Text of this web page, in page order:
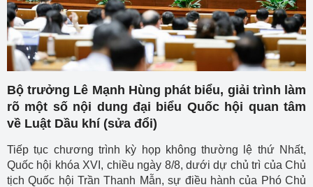
Bộ trưởng Lê Mạnh Hùng phát biểu, giải trình làm
rõ một số nội dung đại biểu Quốc hội quan tâm
về Luật Dầu khí (sửa đổi)
Tiếp tục chương trình kỳ họp không thường lệ thứ Nhất,
Quốc hội khóa XVI, chiều ngày 8/8, dưới dự chủ trì của Chủ
tịch Quốc hội Trần Thanh Mẫn, sự điều hành của Phó Chủ